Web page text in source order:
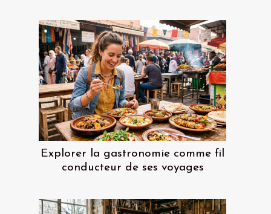
Explorer la gastronomie comme fil
conducteur de ses voyages